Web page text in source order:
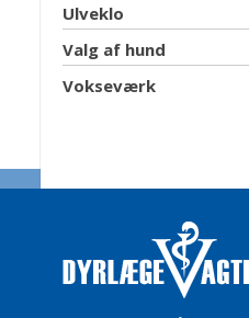
Ulveklo
Valg af hund
Vokseværk